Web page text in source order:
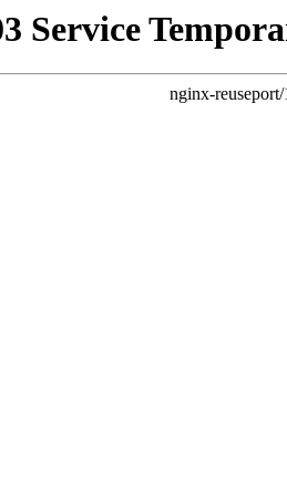
Service
nginx-reuseport/